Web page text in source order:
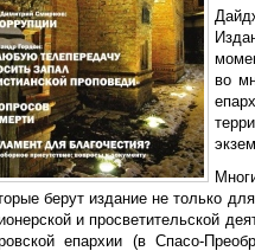
во
берут издание не только
и просветительской
епархии (в Спасо-